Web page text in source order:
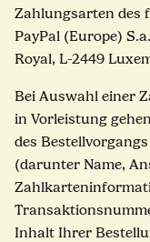
Zahlungsarten des
PayPal (Europe)
Royal, L-2449
Bei Auswahl einer
in Vorleistung
des
(darunter Name,
Inhalt Ihrer